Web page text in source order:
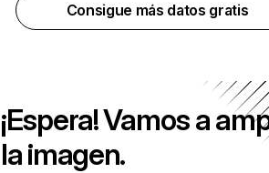
Consigue más datos gratis
¡Espera! Vamos a
la imagen.